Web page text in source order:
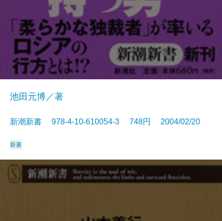
池田元博／著
新潮新書 978-4-10-610054-3 748円 2004/02/20
新書